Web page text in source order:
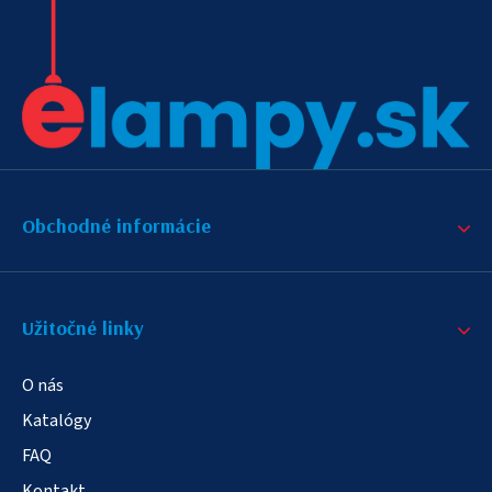
Obchodné informácie
Užitočné linky
O nás
Katalógy
FAQ